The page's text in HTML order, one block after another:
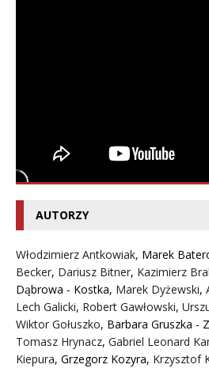
AUTORZY
Włodzimierz Antkowiak, Marek
Becker, Dariusz Bitner, Kazimierz
Dąbrowa - Kostka, Marek Dyżewski,
Lech Galicki, Robert Gawłowski,
Wiktor Gołuszko, Barbara Gruszka -
Tomasz Hrynacz, Gabriel Leonard
Kiepura, Grzegorz Kozyra, Krzysztof